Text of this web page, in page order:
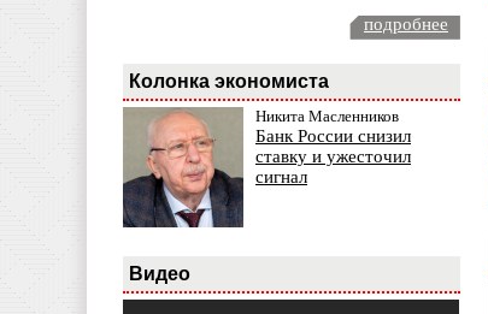
подробнее
Колонка экономиста
Никита Масленников
Банк России снизил
ставку и ужесточил
сигнал
Видео